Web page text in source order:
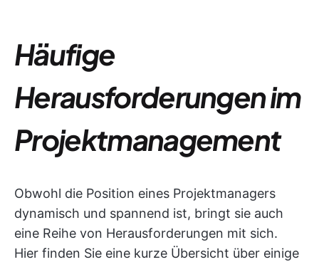
Häufige
Herausforderungen im
Projektmanagement
Obwohl die Position eines Projektmanagers
dynamisch und spannend ist, bringt sie auch
eine Reihe von Herausforderungen mit sich.
Hier finden Sie eine kurze Übersicht über einige